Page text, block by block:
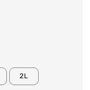
2L